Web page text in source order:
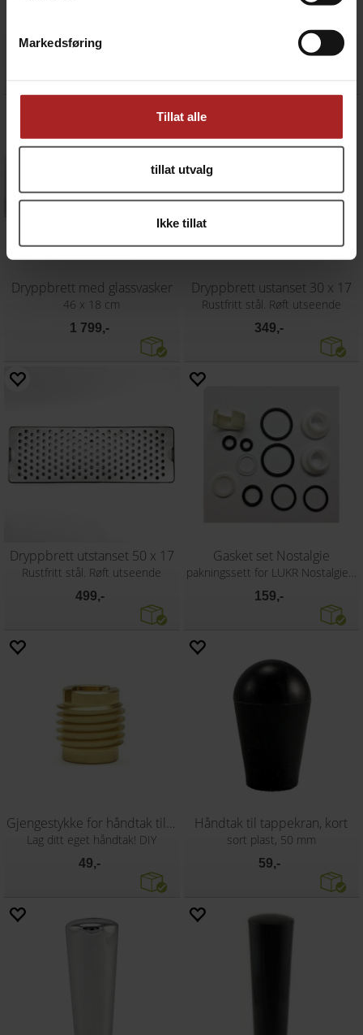
Markedsføring
Tillat alle
tillat utvalg
Ikke tillat
Rustfritt stål Rustfritt stål
Dryppbrett med glassvasker
46 x 18 cm
1 799,-
Dryppbrett ustanset 30 x 17
Rustfritt stål. Røft utseende
349,-
Dryppbrett utstanset 50 x 17
Rustfritt stål. Røft utseende
499,-
Gasket set Nostalgie
159,-
Gjengestykke for håndtak til tappekran
Lag ditt eget håndtak! DIY
49,-
Håndtak til tappekran, kort
sort plast, 50 mm
59,-